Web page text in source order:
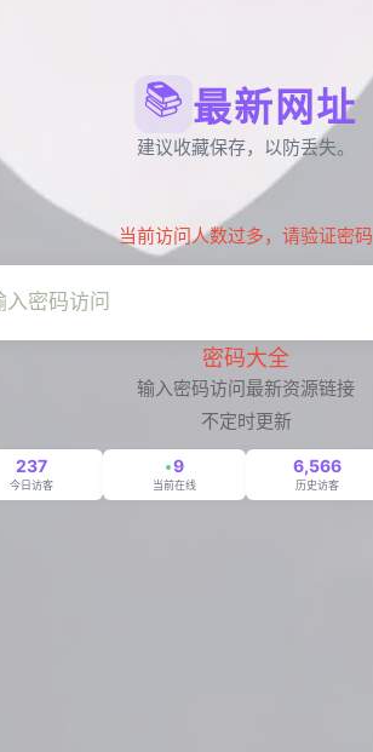
📚 最新网址
建议收藏保存，以防丢失。
当前访问人数过多，请验证密码
密码大全
输入密码访问最新资源链接
不定时更新
237
今日访客
9
当前在线
6,566
历史访客